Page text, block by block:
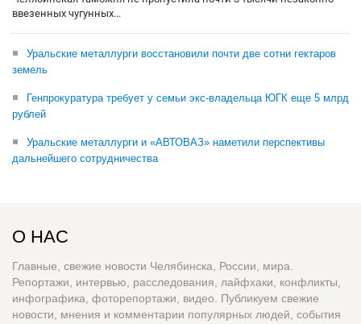
ввезенных чугунных...
Уральские металлурги восстановили почти две сотни гектаров
земель
Генпрокуратура требует у семьи экс-владельца ЮГК еще 5 млрд
рублей
Уральские металлурги и «АВТОВАЗ» наметили перспективы
дальнейшего сотрудничества
О НАС
Главные, свежие новости Челябинска, России, мира.
Репортажи, интервью, расследования, лайфхаки, конфликты,
инфографика, фоторепортажи, видео. Публикуем свежие
новости, мнения и комментарии популярных людей, события